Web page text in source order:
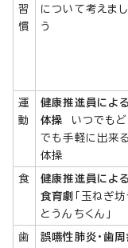
習
慣
について考えまし
う
運
動
健康推進員による
体操 いつでもど
でも手軽に出来る
体操
食
健康推進員による
食育劇 「玉ねぎ坊
とうんちくん」
歯
誤嚥性肺炎・歯周